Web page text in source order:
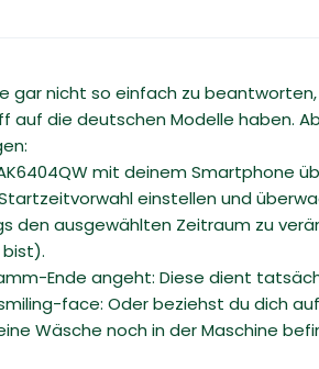
gar nicht so einfach zu
auf die deutschen Modelle haben.
mit deinem Smartphone
einstellen und
den ausgewählten Zeitraum zu
Ende angeht: Diese dient
face: Oder beziehst du dich
Wäsche noch in der Maschine